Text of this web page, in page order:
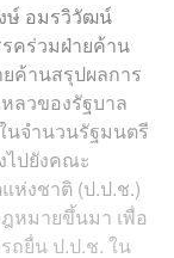
ษ์ อมรวิวัฒน์
คร่วมฝ่ายค้าน
ค้านสรุปผลการ
ลวของรัฐบาล
นจำนวนรัฐมนตรี
ไปยังคณะ
ห่งชาติ (ป.ป.ช.)
หมายขึ้นมา เพื่อ
ถยื่น ป.ป.ช. ใน